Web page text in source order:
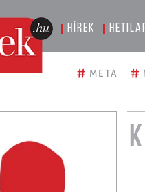
Hírek
# META #